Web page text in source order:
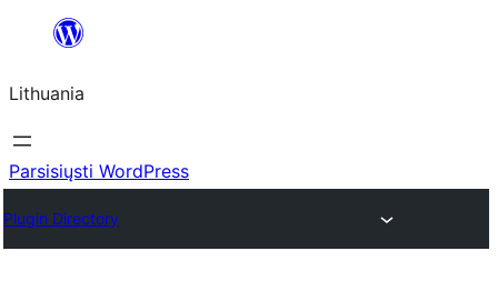
turinio
Lithuania
Parsisiųsti WordPress
Plugin Directory